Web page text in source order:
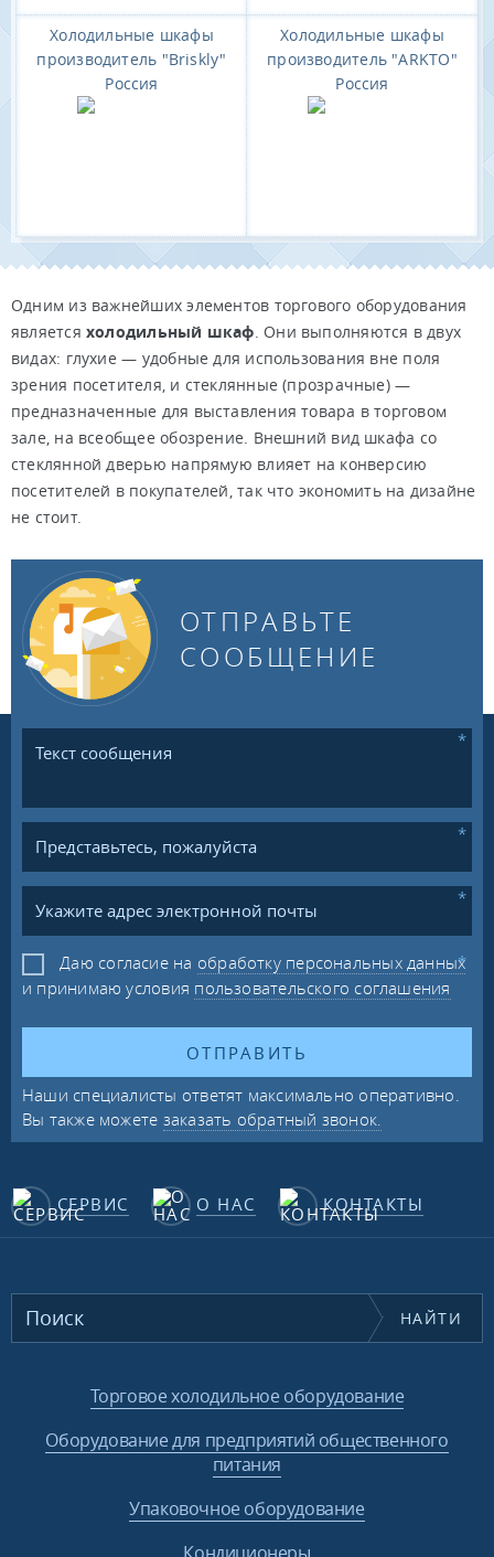
Холодильные шкафы
производитель "Briskly"
Россия
Холодильные шкафы
производитель "ARKTO"
Россия
Одним из важнейших элементов торгового оборудования
являетсяхолодильный шкаф. Они выполняются в двух
видах: глухие — удобные для использования вне поля
зрения посетителя, и стеклянные (прозрачные) —
предназначенные для выставления товара в торговом
зале, на всеобщее обозрение. Внешний вид шкафа со
стеклянной дверью напрямую влияет на конверсию
посетителей в покупателей, так что экономить на дизайне
не стоит.
ОТПРАВЬТЕ
СООБЩЕНИЕ
Даю согласие на обработку персональных данных
и принимаю условия пользовательского соглашения
ОТПРАВИТЬ
Наши специалисты ответят максимально оперативно.
Вы также можете заказать обратный звонок.
СЕРВИС О НАС КОНТАКТЫ
НАЙТИ
Торговое холодильное оборудование
Оборудование для предприятий общественного
питания
Упаковочное оборудование